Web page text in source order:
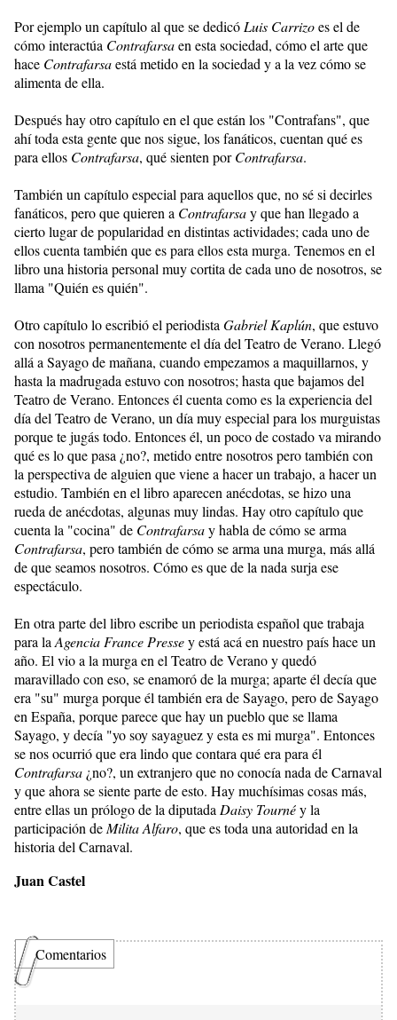
Por ejemplo un capítulo al que se dedicóLuis Carrizoes el de
cómo interactúa Contrafarsaen esta sociedad, cómo el arte que
hace Contrafarsaestá metido en la sociedad y a la vez cómo se
alimenta de ella.
Después hay otro capítulo en el que están los "Contrafans", que
ahí toda esta gente que nos sigue, los fanáticos, cuentan qué es
para ellos Contrafarsa, qué sienten porContrafarsa.
También un capítulo especial para aquellos que, no sé si decirles
fanáticos, pero que quieren a Contrafarsay que han llegado a
cierto lugar de popularidad en distintas actividades; cada uno de
ellos cuenta también que es para ellos esta murga. Tenemos en el
libro una historia personal muy cortita de cada uno de nosotros, se
llama "Quién es quién".
Otro capítulo lo escribió el periodistaGabriel Kaplún, que estuvo
con nosotros permanentemente el día del Teatro de Verano. Llegó
allá a Sayago de mañana, cuando empezamos a maquillarnos, y
hasta la madrugada estuvo con nosotros; hasta que bajamos del
Teatro de Verano. Entonces él cuenta como es la experiencia del
día del Teatro de Verano, un día muy especial para los murguistas
porque te jugás todo. Entonces él, un poco de costado va mirando
qué es lo que pasa ¿no?, metido entre nosotros pero también con
la perspectiva de alguien que viene a hacer un trabajo, a hacer un
estudio. También en el libro aparecen anécdotas, se hizo una
rueda de anécdotas, algunas muy lindas. Hay otro capítulo que
cuenta la "cocina" de Contrafarsay habla de cómo se arma
Contrafarsa, pero también de cómo se arma una murga, más allá
de que seamos nosotros. Cómo es que de la nada surja ese
espectáculo.
En otra parte del libro escribe un periodista español que trabaja
para laAgencia FrancePressey está acá en nuestro país hace un
año. El vio a la murga en el Teatro de Verano y quedó
maravillado con eso, se enamoró de la murga; aparte él decía que
era "su" murga porque él también era de Sayago, pero de Sayago
en España, porque parece que hay un pueblo que se llama
Sayago, y decía "yo soy sayaguez y esta es mi murga". Entonces
se nos ocurrió que era lindo que contara qué era para él
Contrafarsa¿no?, un extranjero que no conocía nada de Carnaval
y que ahora se siente parte de esto. Hay muchísimas cosas más,
entre ellas un prólogo de la diputadaDaisy Tournéy la
participación deMilita Alfaro, que es toda una autoridad en la
historia del Carnaval.
Juan Castel
Comentarios